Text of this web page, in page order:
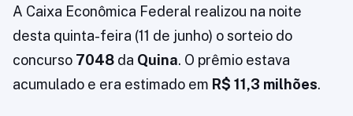
A Caixa Econômica Federal realizou na noite
desta quinta-feira (11 de junho) o sorteio do
concurso 7048 da Quina. O prêmio estava
acumulado e era estimado em R$ 11,3 milhões.